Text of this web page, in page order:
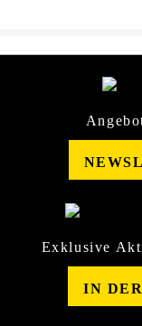
Exklusive
IN